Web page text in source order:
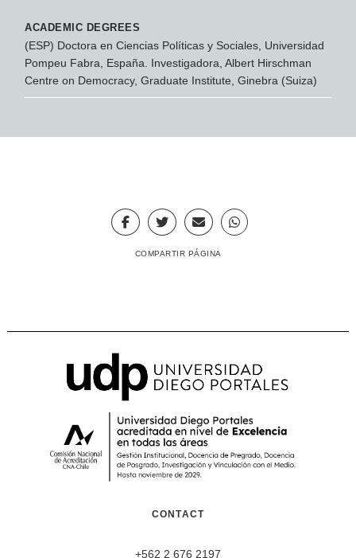
ACADEMIC DEGREES
(ESP) Doctora en Ciencias Políticas y Sociales, Universidad
Pompeu Fabra, España. Investigadora, Albert Hirschman
Centre on Democracy, Graduate Institute, Ginebra (Suiza)
COMPARTIR PÁGINA
CONTACT
+562 2 676 2197